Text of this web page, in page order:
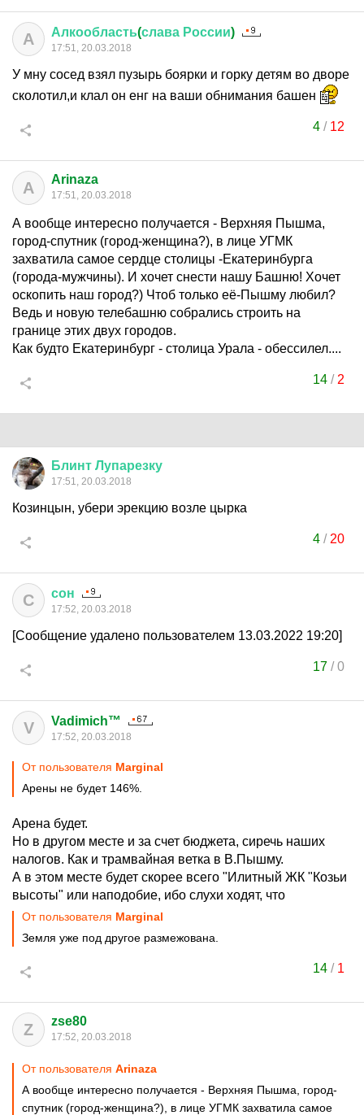
А Алкообласть(слава России)
17:51, 20.03.2018
У мну сосед взял пузырь боярки и горку детям во дворе
сколотил,и клал он енг на ваши обнимания башен
4 / 12
A Arinaza
17:51, 20.03.2018
А вообще интересно получается - Верхняя Пышма,
город-спутник (город-женщина?), в лице УГМК
захватила самое сердце столицы -Екатеринбурга
(города-мужчины). И хочет снести нашу Башню! Хочет
оскопить наш город?) Чтоб только её-Пышму любил?
Ведь и новую телебашню собрались строить на
границе этих двух городов.
Как будто Екатеринбург - столица Урала - обессилел....
14 / 2
Блинт Лупарезку
17:51, 20.03.2018
Козинцын, убери эрекцию возле цырка
4 / 20
С сон
17:52, 20.03.2018
[Сообщение удалено пользователем 13.03.2022 19:20]
17 /0
V Vadimich™
17:52, 20.03.2018
От пользователя Mаrginal
Арены не будет 146%.
Арена будет.
Но в другом месте и за счет бюджета, сиречь наших
налогов. Как и трамвайная ветка в В.Пышму.
А в этом месте будет скорее всего "Илитный ЖК "Козьи
высоты" или наподобие, ибо слухи ходят, что
От пользователя Mаrginal
Земля уже под другое размежована.
14 / 1
Z zse80
17:52, 20.03.2018
От пользователя Arinaza
А вообще интересно получается - Верхняя Пышма, город-
спутник (город-женщина?), в лице УГМК захватила самое